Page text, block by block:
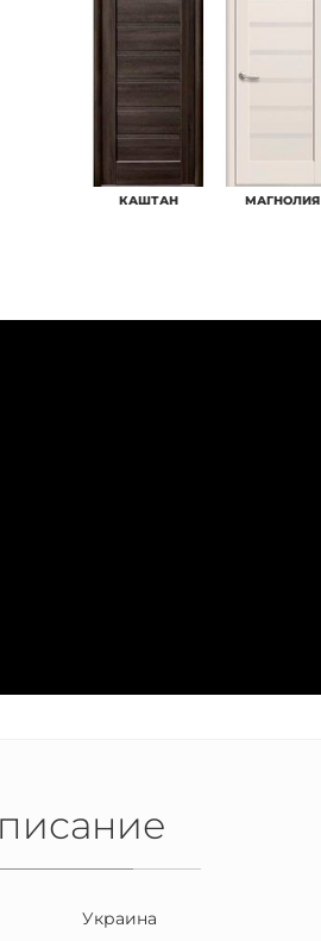
КАШТАН МАГНОЛИЯ
Украина